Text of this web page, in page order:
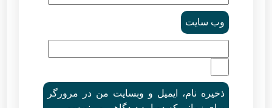
وب‌ سایت
ذخیره نام، ایمیل و وبسایت من در مرورگر